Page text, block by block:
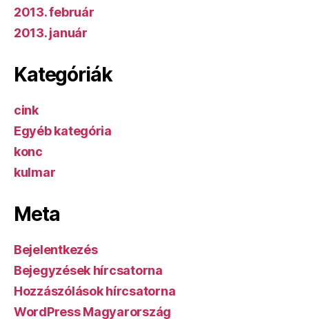
2013. február
2013. január
Kategóriák
cink
Egyéb kategória
konc
kulmar
Meta
Bejelentkezés
Bejegyzések hírcsatorna
Hozzászólások hírcsatorna
WordPress Magyarország